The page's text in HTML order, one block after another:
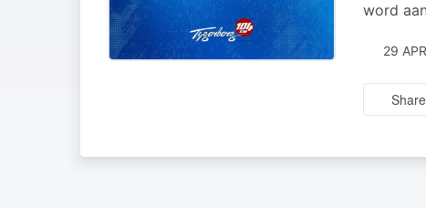
word
29 APR
Share